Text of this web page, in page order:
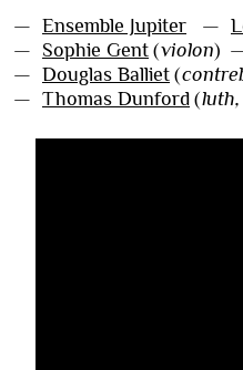
— Ensemble Jupiter —
— Sophie Gent (violon)
— Douglas Balliet (
— Thomas Dunford (